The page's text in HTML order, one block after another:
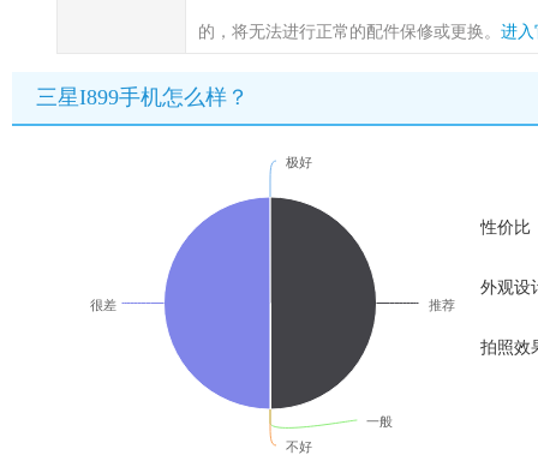
的，将无法进行正常的配件保修或更换。 进入
三星I899手机怎么样？
极好
推荐
一般
不好
很差
性价比
外观设
拍照效